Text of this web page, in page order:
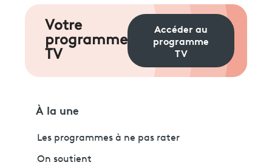
Votre
programme
TV
Accéder au
programme
TV
À la une
Les programmes à ne pas rater
On soutient